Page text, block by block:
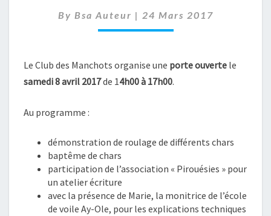
LIGUE
–
MANCHOTS
By Bsa Auteur | 24 Mars 2017
Le Club des Manchots organise une porte ouverte le
samedi 8 avril 2017de 14h00 à 17h00.
Au programme :
démonstration de roulage de différents chars
baptême de chars
participation de l’association « Pirouésies » pour
un atelier écriture
avec la présence de Marie, la monitrice de l’école
de voile Ay-Ole, pour les explications techniques